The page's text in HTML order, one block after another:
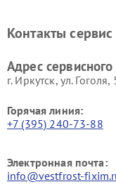
Vestfrost
Контакты
Адрес
г. Иркутск, ул. ​Гоголя,
Горячая линия:
+7 (395) 240-73-88
Электронная почта:
info@vestfrost-